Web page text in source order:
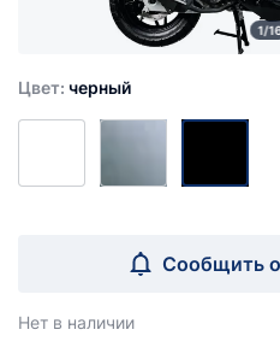
1/16
Цвет: черный
Сообщить
Нет в наличии